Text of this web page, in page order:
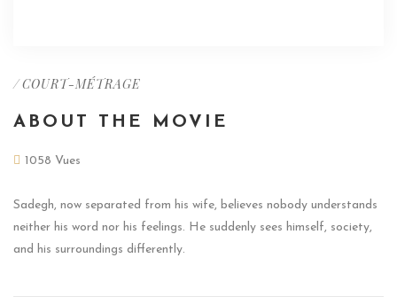
/COURT-MÉTRAGE
ABOUT THE MOVIE
1058 Vues
Sadegh, now separated from his wife, believes nobody understands
neither his word nor his feelings. He suddenly sees himself, society,
and his surroundings differently.